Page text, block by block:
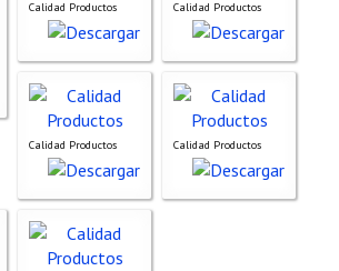
as
Calidad Productos Calidad Productos
Calidad Productos Calidad Productos